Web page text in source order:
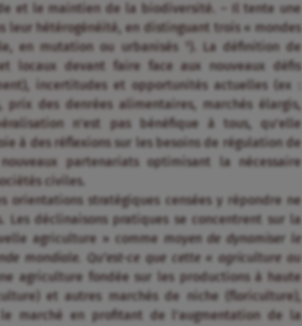
et le maintien de la biodiversité. – Il tente une
hétérogénéité, en distinguant trois « mondes
en mutation ou urbanisés ¹). La définition de
locaux devant faire face aux nouveaux défis
incertitudes et opportunités actuelles (ex :
prix des denrées alimentaires, marchés élargis,
n’est pas bénéfique à tous, qu’elle
à des réflexions sur les besoins de régulation de
partenariats optimisant la nécessaire
civiles.
orientations stratégiques censées y répondre ne
déclinaisons pratiques se concentrent sur la
agriculture » comme moyen de dynamiser le
mondiale. Qu’est-ce que cette « agriculture au
agriculture fondée sur les productions à haute
et autres marchés de niche (floriculture),
marché en profitant de l’augmentation de la